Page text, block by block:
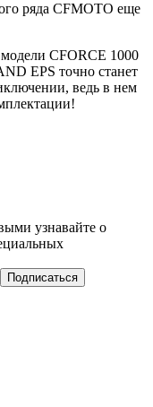
ряда CFMOTO еще
CFORCE 1000
EPS точно станет
ведь в нем
узнавайте о